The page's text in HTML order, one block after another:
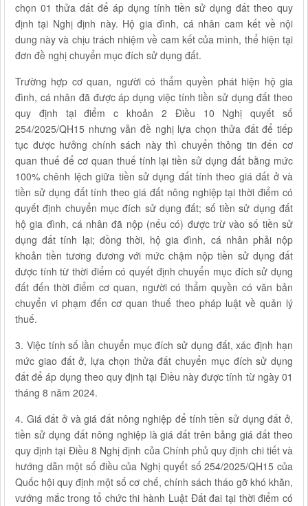
chọn 01 thửa đất để áp dụng tính tiền sử dụng đất theo quy
định tại Nghị định này. Hộ gia đình, cá nhân cam kết về nội
dung này và chịu trách nhiệm về cam kết của mình, thể hiện tại
đơn đề nghị chuyển mục đích sử dụng đất.
Trường hợp cơ quan, người có thẩm quyền phát hiện hộ gia
đình, cá nhân đã được áp dụng việc tính tiền sử dụng đất theo
quy định tại điểm c khoản 2 Điều 10 Nghị quyết số
254/2025/QH15 nhưng vẫn đề nghị lựa chọn thửa đất để tiếp
tục được hưởng chính sách này thì chuyển thông tin đến cơ
quan thuế để cơ quan thuế tính lại tiền sử dụng đất bằng mức
100% chênh lệch giữa tiền sử dụng đất tính theo giá đất ở và
tiền sử dụng đất tính theo giá đất nông nghiệp tại thời điểm có
quyết định chuyển mục đích sử dụng đất; số tiền sử dụng đất
hộ gia đình, cá nhân đã nộp (nếu có) được trừ vào số tiền sử
dụng đất tính lại; đồng thời, hộ gia đình, cá nhân phải nộp
khoản tiền tương đương với mức chậm nộp tiền sử dụng đất
được tính từ thời điểm có quyết định chuyển mục đích sử dụng
đất đến thời điểm cơ quan, người có thẩm quyền có văn bản
chuyển vi phạm đến cơ quan thuế theo pháp luật về quản lý
thuế.
3. Việc tính số lần chuyển mục đích sử dụng đất, xác định hạn
mức giao đất ở, lựa chọn thửa đất chuyển mục đích sử dụng
đất để áp dụng theo quy định tại Điều này được tính từ ngày 01
tháng 8 năm 2024.
4. Giá đất ở và giá đất nông nghiệp để tính tiền sử dụng đất ở,
tiền sử dụng đất nông nghiệp là giá đất trên bảng giá đất theo
quy định tại Điều 8 Nghị định của Chính phủ quy định chi tiết và
hướng dẫn một số điều của Nghị quyết số 254/2025/QH15 của
Quốc hội quy định một số cơ chế, chính sách tháo gỡ khó khăn,
vướng mắc trong tổ chức thi hành Luật Đất đai tại thời điểm có